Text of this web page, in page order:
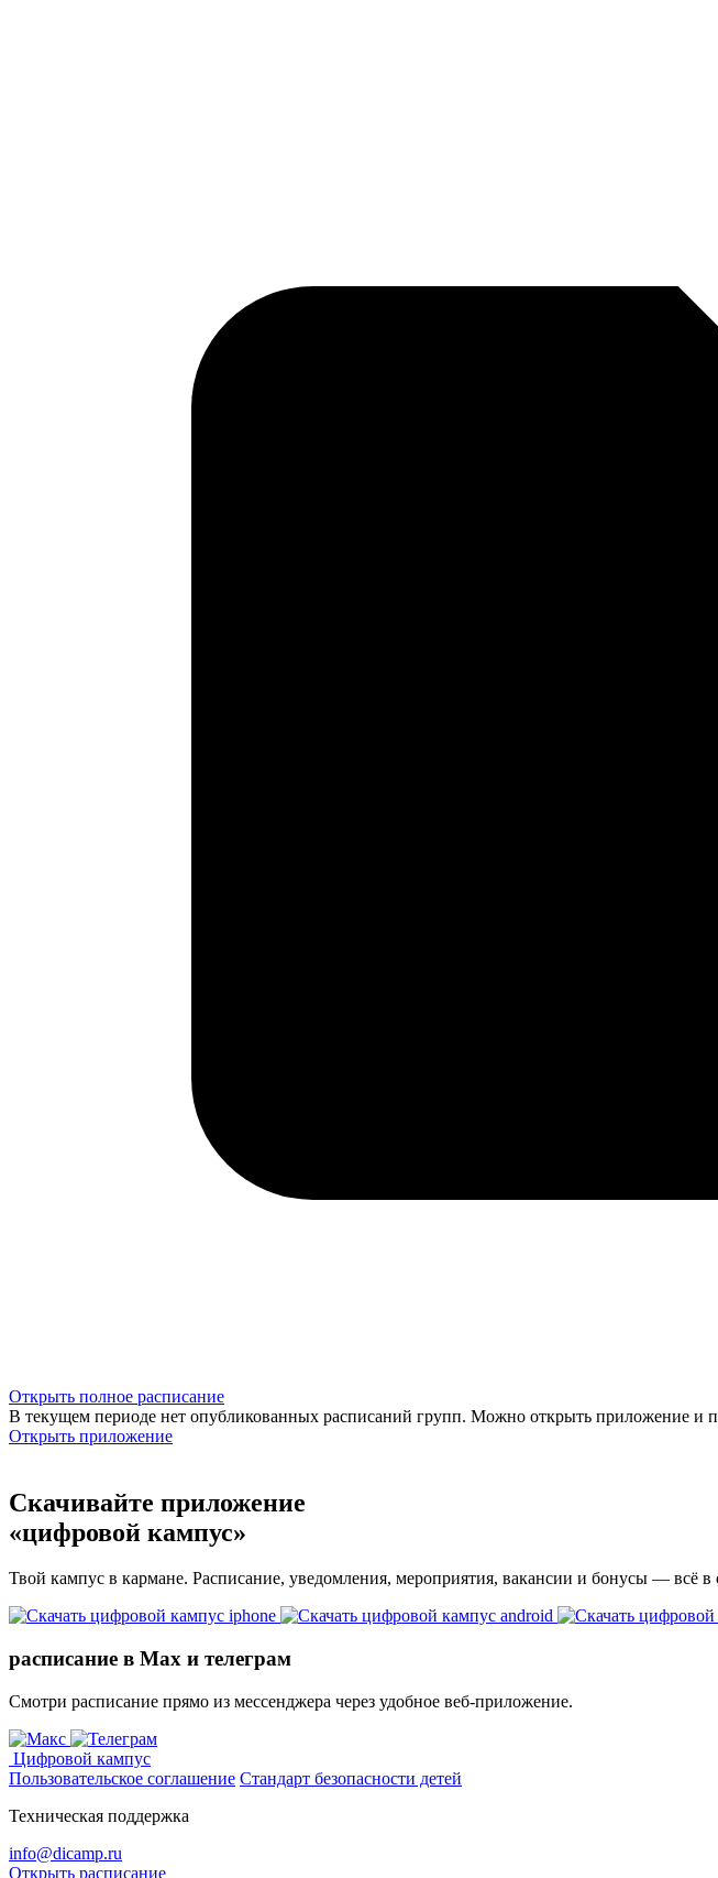
Открыть полное расписание
В текущем периоде нет опубликованных расписаний групп. Можно открыть приложение и
Открыть приложение
Скачивайте приложение
«цифровой кампус»
Твой кампус в кармане. Расписание, уведомления, мероприятия, вакансии и бонусы — всё
расписание в Max и телеграм
Смотри расписание прямо из мессенджера через удобное веб‑приложение.
Цифровой кампус
Пользовательское соглашение Стандарт безопасности детей
Техническая поддержка
info@dicamp.ru
Открыть расписание